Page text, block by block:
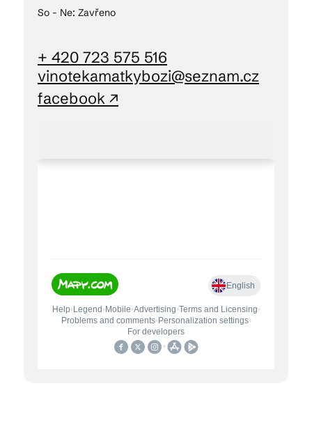
So - Ne: Zavřeno
+ 420 723 575 516
vinotekamatkybozi@seznam.cz
facebook ↗